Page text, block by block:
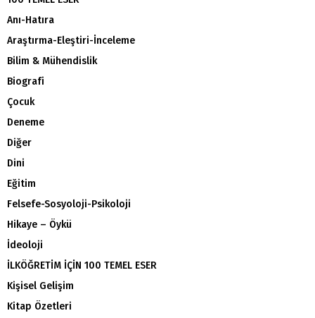
Anı-Hatıra
Araştırma-Eleştiri-İnceleme
Bilim & Mühendislik
Biografi
Çocuk
Deneme
Diğer
Dini
Eğitim
Felsefe-Sosyoloji-Psikoloji
Hikaye – Öykü
İdeoloji
İLKÖĞRETİM İÇİN 100 TEMEL ESER
Kişisel Gelişim
Kitap Özetleri